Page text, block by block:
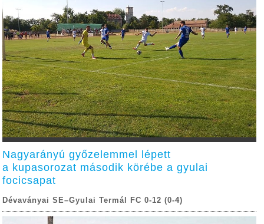
Nagyarányú győzelemmel lépett
a kupasorozat második körébe a gyulai
focicsapat
Dévaványai SE–Gyulai Termál FC 0-12 (0-4)